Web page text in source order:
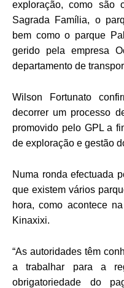
exploração, como são
Sagrada Família, o
bem como o parque
gerido pela empresa
departamento de
Wilson Fortunato
decorrer um processo
promovido pelo GPL a
de exploração e gestão
Numa ronda efectuada
que existem vários
hora, como acontece
Kinaxixi.
“As autoridades têm
a trabalhar para a
obrigatoriedade do